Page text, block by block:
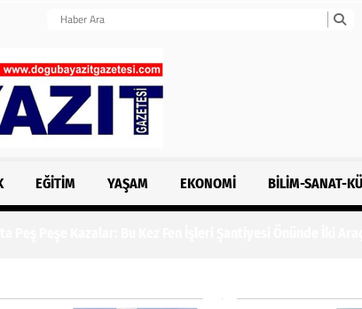
EĞITIM YAŞAM EKONOMI BILIM-SANAT-